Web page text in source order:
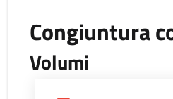
Congiuntura
Volumi